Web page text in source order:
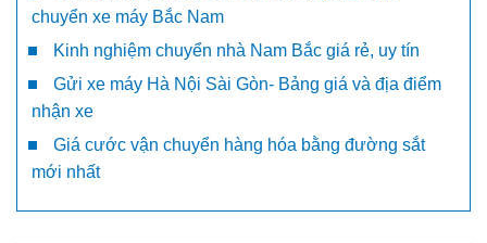
chuyển xe máy Bắc Nam
Kinh nghiệm chuyển nhà Nam Bắc giá rẻ, uy tín
Gửi xe máy Hà Nội Sài Gòn- Bảng giá và địa điểm
nhận xe
Giá cước vận chuyển hàng hóa bằng đường sắt
mới nhất